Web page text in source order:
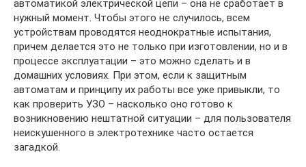
автоматикой электрической цепи – она не сработает в
нужный момент. Чтобы этого не случилось, всем
устройствам проводятся неоднократные испытания,
причем делается это не только при изготовлении, но и в
процессе эксплуатации – это можно сделать и в
домашних условиях. При этом, если к защитным
автоматам и принципу их работы все уже привыкли, то
как проверить УЗО – насколько оно готово к
возникновению нештатной ситуации – для пользователя
неискушенного в электротехнике часто остается
загадкой.